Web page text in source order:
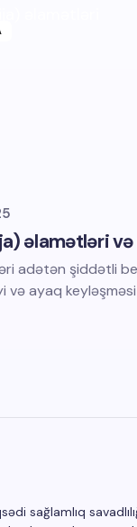
əlamətləri
adətən şiddətli
və ayaq
sağlamlıq